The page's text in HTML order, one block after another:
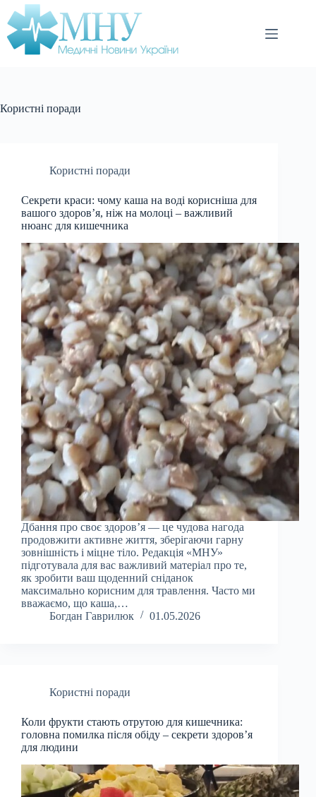
Перейти
до
вмісту
Користні поради
Користні поради
Секрети краси: чому каша на воді корисніша для
вашого здоров’я, ніж на молоці – важливий
нюанс для кишечника
Дбання про своє здоров’я — це чудова нагода
продовжити активне життя, зберігаючи гарну
зовнішність і міцне тіло. Редакція «МНУ»
підготувала для вас важливий матеріал про те,
як зробити ваш щоденний сніданок
максимально корисним для травлення. Часто ми
вважаємо, що каша,…
Богдан Гаврилюк
01.05.2026
Користні поради
Коли фрукти стають отрутою для кишечника:
головна помилка після обіду – секрети здоров’я
для людини